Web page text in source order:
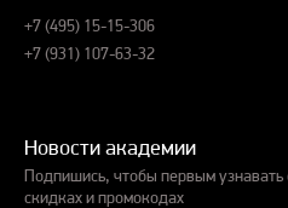
+7 (495) 15-15-306
+7 (931) 107-63-32
Новости академии
Подпишись, чтобы первым узнавать
скидках и промокодах